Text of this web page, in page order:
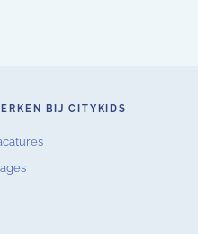
BIJ CITYKIDS